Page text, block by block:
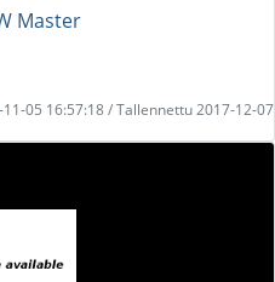
Master
11-05 16:57:18 / Tallennettu 2017-12-07